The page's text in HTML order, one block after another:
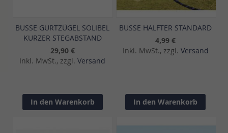
BUSSE GURTZÜGEL SOLIBEL
KURZER STEGABSTAND
29,90 €
Inkl. MwSt., zzgl. Versand
In den Warenkorb
BUSSE HALFTER STANDARD
4,99 €
Inkl. MwSt., zzgl. Versand
In den Warenkorb